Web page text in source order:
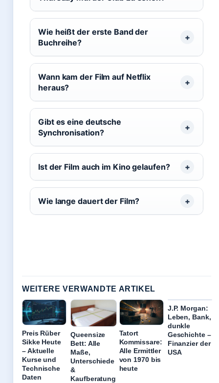
Wie heißt der erste Band der
Buchreihe?
Wann kam der Film auf Netflix
heraus?
Gibt es eine deutsche
Synchronisation?
Ist der Film auch im Kino gelaufen?
Wie lange dauert der Film?
WEITERE VERWANDTE ARTIKEL
Preis Rüber
Sikke Heute
– Aktuelle
Kurse und
Technische
Daten
Queensize
Bett: Alle
Maße,
Unterschiede
&
Kaufberatung
Tatort
Kommissare:
Alle Ermittler
von 1970 bis
heute
J.P. Morgan:
Leben, Bank,
dunkle
Geschichte –
Finanzier der
USA